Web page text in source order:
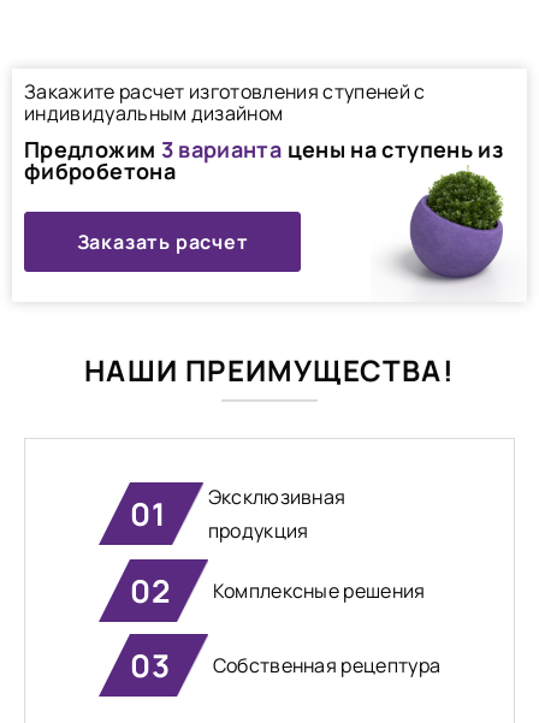
Закажите расчет изготовления ступеней с
индивидуальным дизайном
Предложим 3 варианта цены на ступень из
фибробетона
Заказать расчет
НАШИ ПРЕИМУЩЕСТВА!
01
Эксклюзивная
продукция
02 Комплексные решения
03 Собственная рецептура